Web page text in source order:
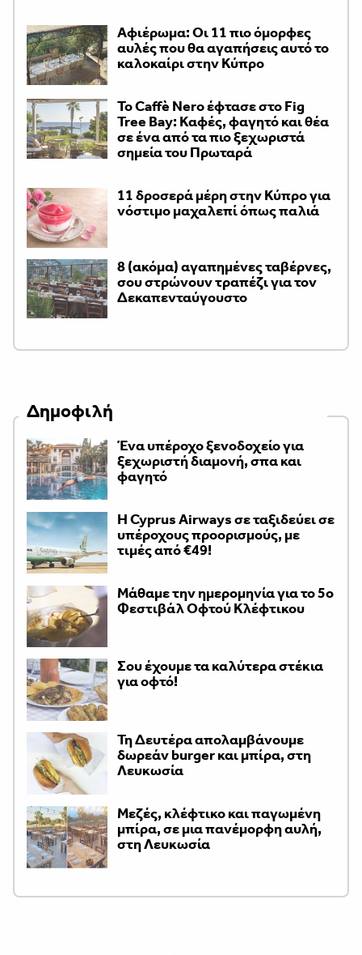
Αφιέρωμα: Οι 11 πιο όμορφες
αυλές που θα αγαπήσεις αυτό το
καλοκαίρι στην Κύπρο
Το Caffè Nero έφτασε στο Fig
Tree Bay: Καφές, φαγητό και θέα
σε ένα από τα πιο ξεχωριστά
σημεία του Πρωταρά
11 δροσερά μέρη στην Κύπρο για
νόστιμο μαχαλεπί όπως παλιά
8 (ακόμα) αγαπημένες ταβέρνες,
σου στρώνουν τραπέζι για τον
Δεκαπενταύγουστο
Δημοφιλή
Ένα υπέροχο ξενοδοχείο για
ξεχωριστή διαμονή, σπα και
φαγητό
H Cyprus Airways σε ταξιδεύει σε
υπέροχους προορισμούς, με
τιμές από €49!
Μάθαμε την ημερομηνία για το 5ο
Φεστιβάλ Οφτού Κλέφτικου
Σου έχουμε τα καλύτερα στέκια
για οφτό!
Τη Δευτέρα απολαμβάνουμε
δωρεάν burger και μπίρα, στη
Λευκωσία
Μεζές, κλέφτικο και παγωμένη
μπίρα, σε μια πανέμορφη αυλή,
στη Λευκωσία